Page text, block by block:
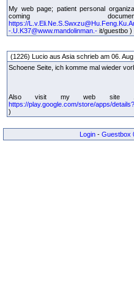
My web page; patient personal
coming
https://
-.U.K37@www.mandolinman.- it/guestbo )
(1226) Lucio aus Asia schrieb am 06.
Schoene Seite, ich komme mal wieder
Also visit my web site
https://play.google.com/store/apps/
)
Login - Guestbox